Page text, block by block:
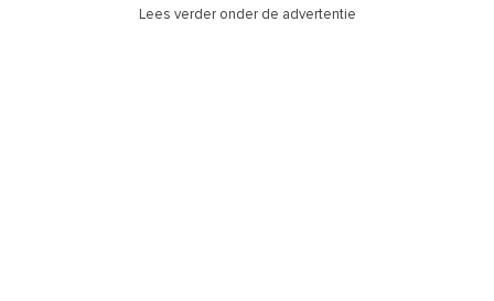
Lees verder onder de advertentie